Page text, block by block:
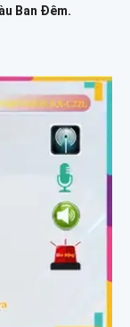
Ban Ðêm.